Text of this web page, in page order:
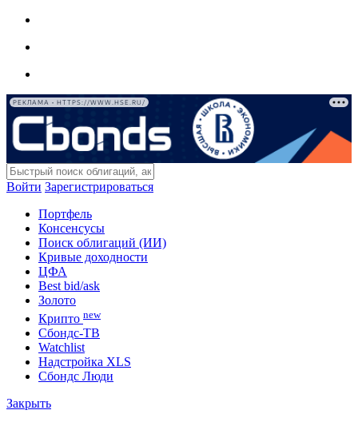
РЕКЛАМА • HTTPS://WWW.HSE.RU/
Войти Зарегистрироваться
Портфель
Консенсусы
Поиск облигаций (ИИ)
Кривые доходности
ЦФА
Best bid/ask
Золото
Крипто new
Сбондс-ТВ
Watchlist
Надстройка XLS
Сбондс Люди
Закрыть